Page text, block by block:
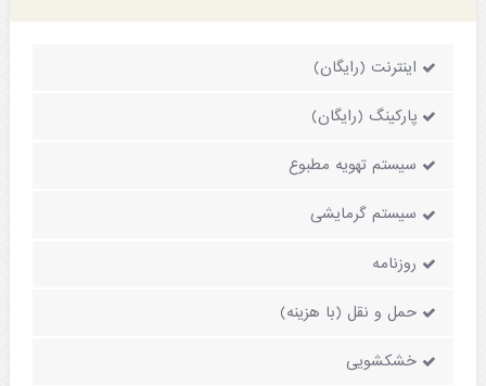
اینترنت (رایگان)
پارکینگ (رایگان)
سیستم تهویه مطبوع
سیستم گرمایشی
روزنامه
حمل و نقل (با هزینه)
خشکشویی